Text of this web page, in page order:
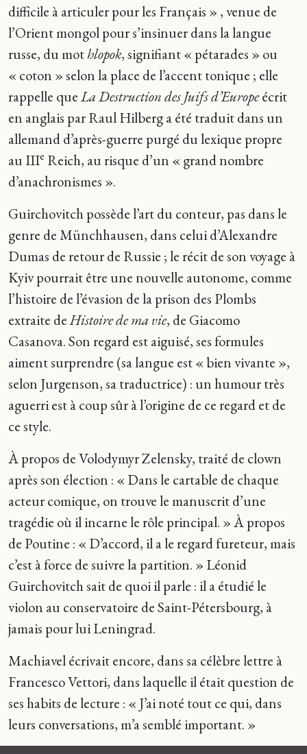
difficile à articuler pour les Français » , venue de
l’Orient mongol pour s’insinuer dans la langue
russe, du mothlopok, signifiant « pétarades » ou
« coton » selon la place de l’accent tonique ; elle
rappelle queLa Destruction des Juifs d’Europeécrit
en anglais par Raul Hilberg a été traduit dans un
allemand d’après-guerre purgé du lexique propre
au IIIe Reich, au risque d’un « grand nombre
d’anachronismes ».
Guirchovitch possède l’art du conteur, pas dans le
genre de Münchhausen, dans celui d’Alexandre
Dumas de retour de Russie ; le récit de son voyage à
Kyiv pourrait être une nouvelle autonome, comme
l’histoire de l’évasion de la prison des Plombs
extraite deHistoire de ma vie, de Giacomo
Casanova. Son regard est aiguisé, ses formules
aiment surprendre (sa langue est « bien vivante »,
selon Jurgenson, sa traductrice) : un humour très
aguerri est à coup sûr à l’origine de ce regard et de
ce style.
À propos de Volodymyr Zelensky, traité de clown
après son élection : « Dans le cartable de chaque
acteur comique, on trouve le manuscrit d’une
tragédie où il incarne le rôle principal. » À propos
de Poutine : « D’accord, il a le regard fureteur, mais
c’est à force de suivre la partition. » Léonid
Guirchovitch sait de quoi il parle : il a étudié le
violon au conservatoire de Saint-Pétersbourg, à
jamais pour lui Leningrad.
Machiavel écrivait encore, dans sa célèbre lettre à
Francesco Vettori, dans laquelle il était question de
ses habits de lecture : « J’ai noté tout ce qui, dans
leurs conversations, m’a semblé important. »